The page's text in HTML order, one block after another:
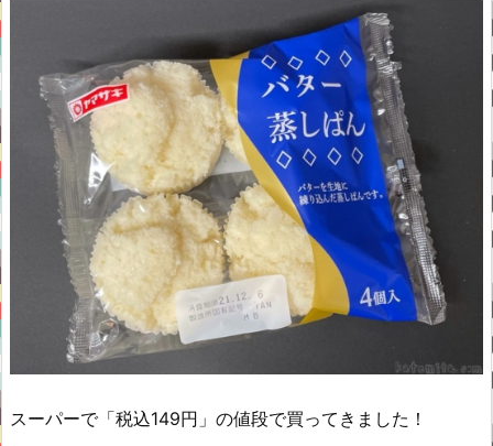
スーパーで「税込149円」の値段で買ってきました！